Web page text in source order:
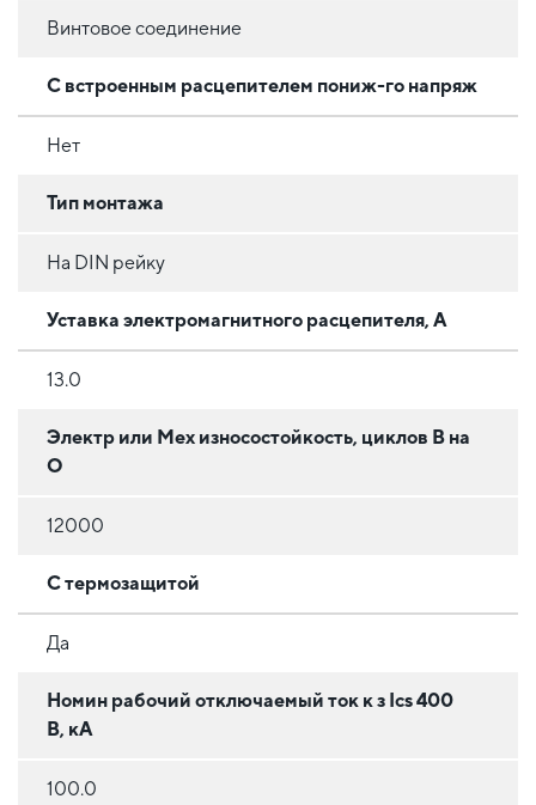
Винтовое соединение
С встроенным расцепителем пониж-го напряж
Нет
Тип монтажа
На DIN рейку
Уставка электромагнитного расцепителя, А
13.0
Электр или Мех износостойкость, циклов В на
О
12000
С термозащитой
Да
Номин рабочий отключаемый ток к з Iсs 400
В, кА
100.0